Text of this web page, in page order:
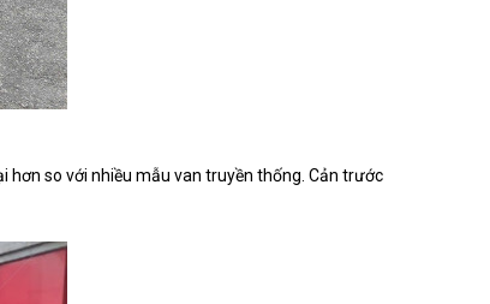
hơn so với nhiều mẫu van truyền thống. Cản trước